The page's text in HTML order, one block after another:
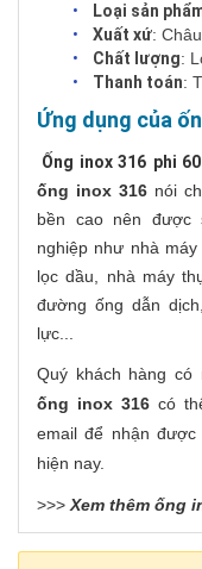
Loại sản
Xuất xứ:
Chất lượng:
Thanh toán:
Ứng dụng của
Ống inox 316 phi
ống inox 316nói
bền cao nên được
nghiệp như nhà
lọc dầu, nhà máy
đường ống dẫn
lực...
Quý khách hàng
ống inox 316 có
email để nhận
hiện nay.
>>> Xem thêm ống